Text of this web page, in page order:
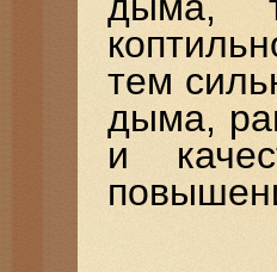
тем
дыма,
и